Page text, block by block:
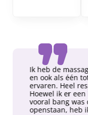
Ik heb de
en ook als één
ervaren. Heel
Hoewel ik er
vooral bang was
openstaan, heb